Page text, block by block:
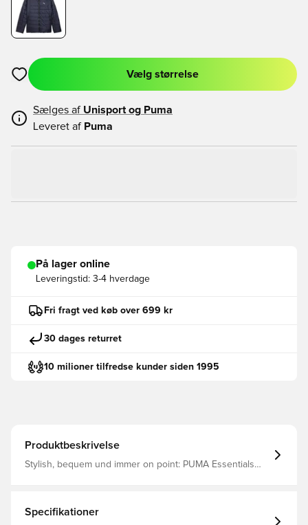
Åbner en Modal til at logge ind eller tilmelde dig som medlem
Vælg størrelse
Sælges af Unisport og Puma
Leveret af Puma
På lager online
Leveringstid: 3-4 hverdage
Fri fragt ved køb over 699 kr
30 dages returret
10 milioner tilfredse kunder siden 1995
Produktbeskrivelse
Stylish, bequem und immer on point: PUMA Essentials
vielseitig und so designt, damit du dich von morgens bis
abends wohlfühlst. Passform: Regulär Hauptmaterial:
Specifikationer